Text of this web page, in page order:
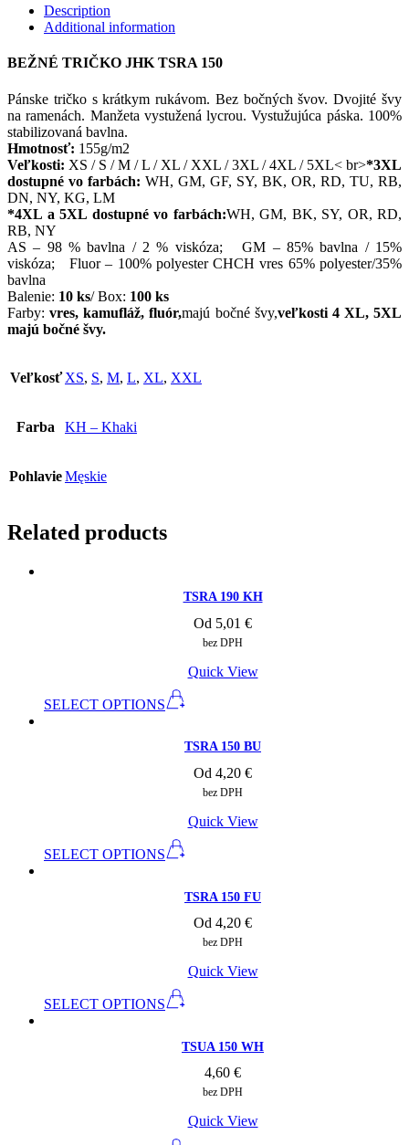
Description
Additional information
BEŽNÉ TRIČKO JHK TSRA 150
Pánske tričko s krátkym rukávom. Bez bočných švov. Dvojité švy
na ramenách. Manžeta vystužená lycrou. Vystužujúca páska. 100%
stabilizovaná bavlna.
Hmotnosť: 155g/m2
Veľkosti: XS / S / M / L / XL / XXL / 3XL / 4XL / 5XL< br>*3XL
dostupné vo farbách: WH, GM, GF, SY, BK, OR, RD, TU, RB,
DN, NY, KG, LM
*4XL a 5XL dostupné vo farbách:WH, GM, BK, SY, OR, RD,
RB, NY
AS – 98 % bavlna / 2 % viskóza; GM – 85% bavlna / 15%
viskóza; Fluor – 100% polyester CHCH vres 65% polyester/35%
bavlna
Balenie: 10 ks/ Box: 100 ks
Farby:vres, kamufláž, fluór,majú bočné švy,veľkosti 4 XL, 5XL
majú bočné švy.
Veľkosť XS, S, M, L, XL, XXL
Farba KH – Khaki
PohlavieMęskie
Related products
TSRA 190 KH
Od 5,01 €
bez DPH
Quick View
SELECT OPTIONS
TSRA 150 BU
Od 4,20 €
bez DPH
Quick View
SELECT OPTIONS
TSRA 150 FU
Od 4,20 €
bez DPH
Quick View
SELECT OPTIONS
TSUA 150 WH
4,60 €
bez DPH
Quick View